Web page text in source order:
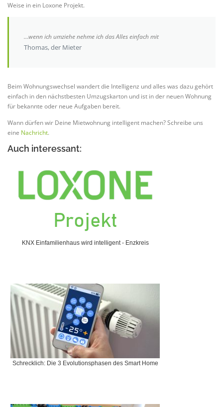
Weise in ein Loxone Projekt.
…wenn ich umziehe nehme ich das Alles einfach mit
Thomas, der Mieter
Beim Wohnungswechsel wandert die Intelligenz und alles was dazu gehört
einfach in den nächstbesten Umzugskarton und ist in der neuen Wohnung
für bekannte oder neue Aufgaben bereit.
Wann dürfen wir Deine Mietwohnung intelligent machen? Schreibe uns
eine Nachricht.
Auch interessant:
KNX Einfamilienhaus wird intelligent - Enzkreis
Schrecklich: Die 3 Evolutionsphasen des Smart Home